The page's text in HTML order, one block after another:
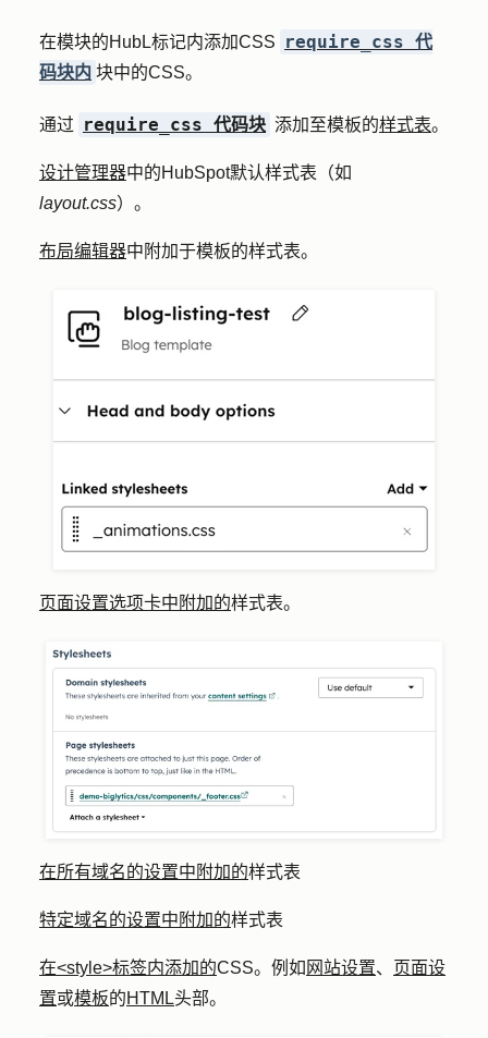
在模块的HubL标记内添加CSS
require_css 代
码块内 块中的CSS。
通过 require_css 代码块 添加至模板的样式表。
设计管理器中的HubSpot默认样式表（如
layout.css）。
布局编辑器中附加于模板的样式表。
页面设置选项卡中附加的样式表。
在所有域名的设置中附加的样式表
特定域名的设置中附加的样式表
在<style>标签内添加的CSS。例如 网站设置、
页面设
置或模板的HTML头部。